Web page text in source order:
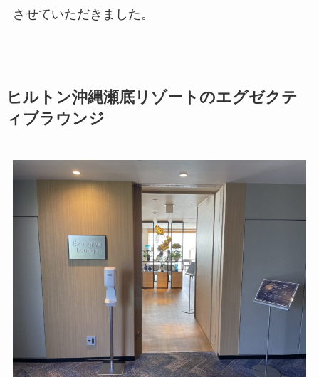
させていただきました。
ヒルトン沖縄瀬底リゾートのエグゼクテ
ィブラウンジ